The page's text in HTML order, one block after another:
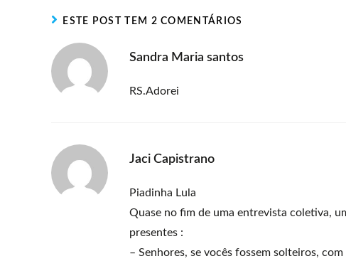
ESTE POST TEM 2 COMENTÁRIOS
Sandra Maria santos
RS.Adorei
Jaci Capistrano
Piadinha Lula
Quase no fim de uma entrevista coletiva,
presentes :
– Senhores, se vocês fossem solteiros,